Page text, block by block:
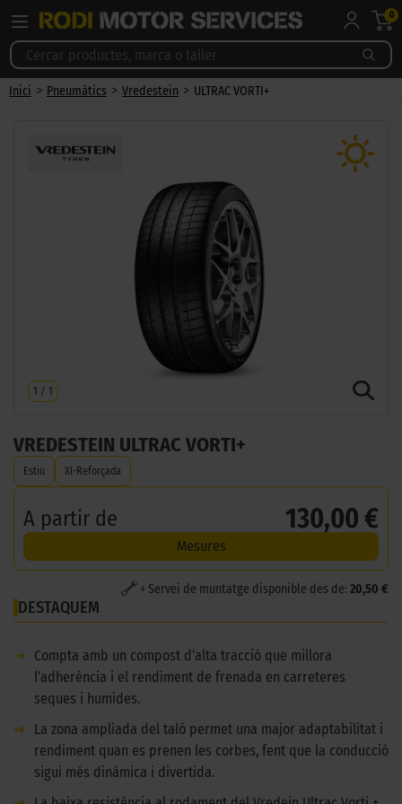
0
Inici > Pneumàtics > Vredestein > ULTRAC VORTI+
1 / 1
VREDESTEIN ULTRAC VORTI+
Estiu Xl-Reforçada
A partir de 130,00 €
Mesures
+ Servei de muntatge disponible des de: 20,50 €
DESTAQUEM
➜
Compta amb un compost d’alta tracció que millora
l’adherència i el rendiment de frenada en carreteres
seques i humides.
➜
La zona ampliada del taló permet una major adaptabilitat i
rendiment quan es prenen les corbes, fent que la conducció
sigui més dinàmica i divertida.